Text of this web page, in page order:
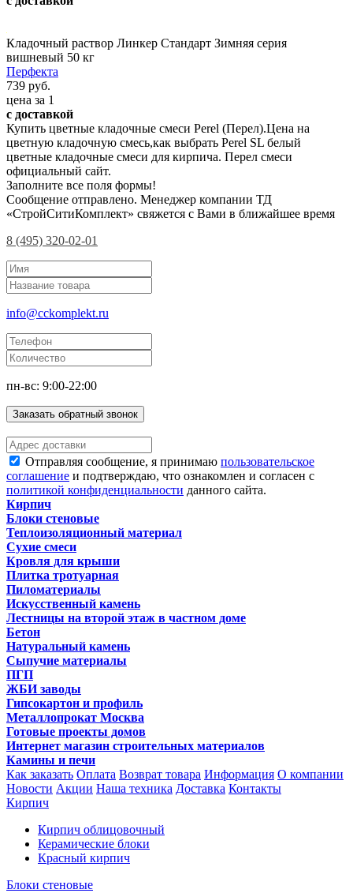
Кладочный раствор Линкер Стандарт Зимняя серия
вишневый 50 кг
Перфекта
739 руб.
цена за 1
с доставкой
Купить цветные кладочные смеси Perel (Перел).Цена на
цветную кладочную смесь,как выбрать Perel SL белый
цветные кладочные смеси для кирпича. Перел смеси
официальный сайт.
Заполните все поля формы!
Сообщение отправлено. Менеджер компании ТД
«СтройСитиКомплект» свяжется с Вами в ближайшее время
8 (495) 320-02-01
info@cckomplekt.ru
пн-вс: 9:00-22:00
Заказать обратный звонок
Отправляя сообщение, я принимаю пользовательское
соглашение и подтверждаю, что ознакомлен и согласен с
политикой конфиденциальности данного сайта.
Кирпич
Блоки стеновые
Теплоизоляционный материал
Сухие смеси
Кровля для крыши
Плитка тротуарная
Пиломатериалы
Искусственный камень
Лестницы на второй этаж в частном доме
Бетон
Натуральный камень
Сыпучие материалы
ПГП
ЖБИ заводы
Гипсокартон и профиль
Металлопрокат Москва
Готовые проекты домов
Интернет магазин строительных материалов
Камины и печи
Как заказать Оплата Возврат товара Информация О компании
Новости Акции Наша техника Доставка Контакты
Кирпич
Кирпич облицовочный
Керамические блоки
Красный кирпич
Блоки стеновые